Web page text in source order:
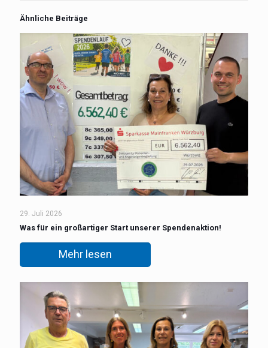
Ähnliche Beiträge
29. Juli 2026
Was für ein großartiger Start unserer Spendenaktion!
Mehr lesen